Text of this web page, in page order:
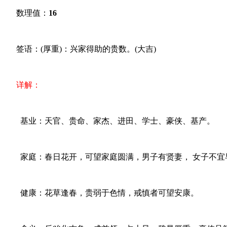
数理值： 16
签语：(厚重)：兴家得助的贵数。(大吉)
详解：
基业：天官、贵命、家杰、进田、学士、豪侠、基产。
家庭：春日花开，可望家庭圆满，男子有贤妻， 女子不宜
健康：花草逢春，贵弱于色情，戒慎者可望安康。